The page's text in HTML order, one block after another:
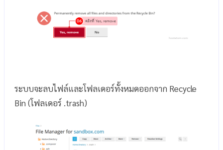
ระบบจะลบไฟล์และโฟลเดอร์ทั้งหมดออกจาก Recycle
Bin (โฟลเดอร์ .trash)